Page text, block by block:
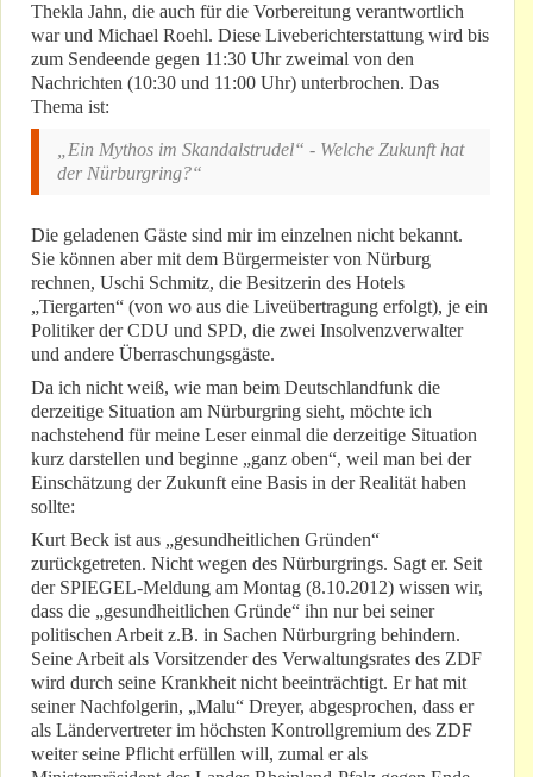
Thekla Jahn, die auch für die Vorbereitung verantwortlich
war und Michael Roehl. Diese Liveberichterstattung wird bis
zum Sendeende gegen 11:30 Uhr zweimal von den
Nachrichten (10:30 und 11:00 Uhr) unterbrochen. Das
Thema ist:
„Ein Mythos im Skandalstrudel“ - Welche Zukunft hat
der Nürburgring?“
Die geladenen Gäste sind mir im einzelnen nicht bekannt.
Sie können aber mit dem Bürgermeister von Nürburg
rechnen, Uschi Schmitz, die Besitzerin des Hotels
„Tiergarten“ (von wo aus die Liveübertragung erfolgt), je ein
Politiker der CDU und SPD, die zwei Insolvenzverwalter
und andere Überraschungsgäste.
Da ich nicht weiß, wie man beim Deutschlandfunk die
derzeitige Situation am Nürburgring sieht, möchte ich
nachstehend für meine Leser einmal die derzeitige Situation
kurz darstellen und beginne „ganz oben“, weil man bei der
Einschätzung der Zukunft eine Basis in der Realität haben
sollte:
Kurt Beck ist aus „gesundheitlichen Gründen“
zurückgetreten. Nicht wegen des Nürburgrings. Sagt er. Seit
der SPIEGEL-Meldung am Montag (8.10.2012) wissen wir,
dass die „gesundheitlichen Gründe“ ihn nur bei seiner
politischen Arbeit z.B. in Sachen Nürburgring behindern.
Seine Arbeit als Vorsitzender des Verwaltungsrates des ZDF
wird durch seine Krankheit nicht beeinträchtigt. Er hat mit
seiner Nachfolgerin, „Malu“ Dreyer, abgesprochen, dass er
als Ländervertreter im höchsten Kontrollgremium des ZDF
weiter seine Pflicht erfüllen will, zumal er als